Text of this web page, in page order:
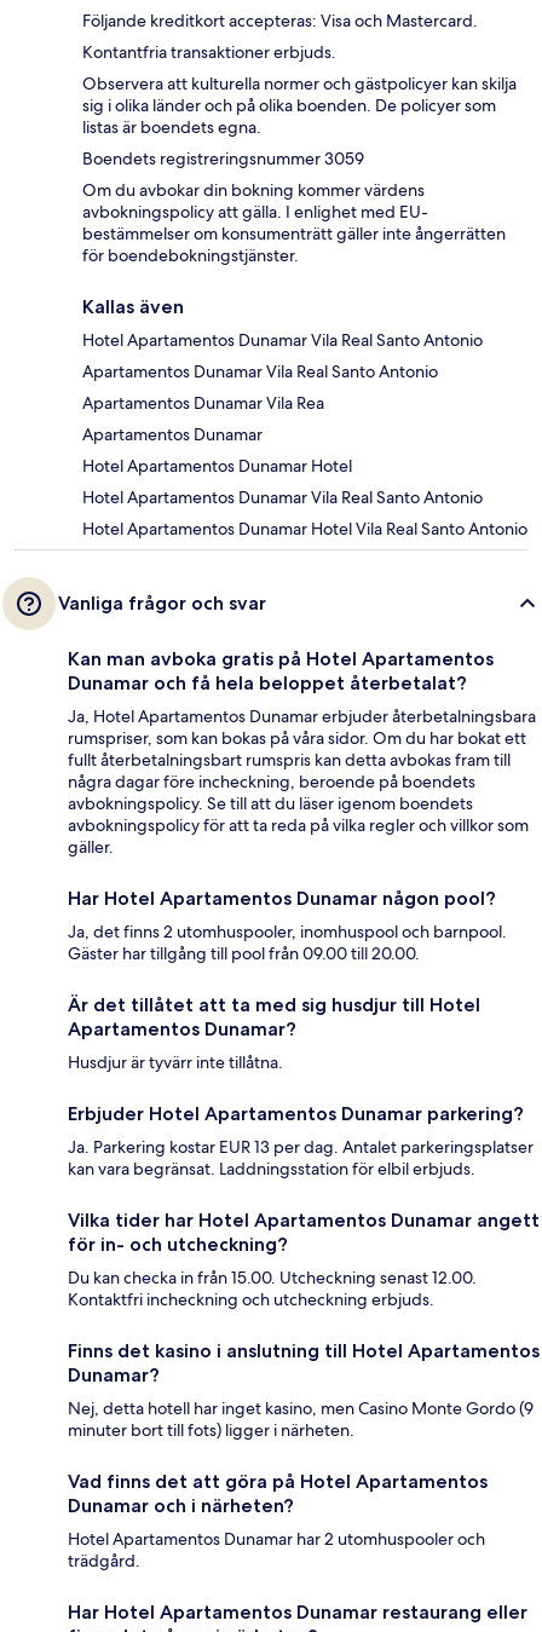
Följande kreditkort accepteras: Visa och Mastercard.
Kontantfria transaktioner erbjuds.
Observera att kulturella normer och gästpolicyer kan skilja
sig i olika länder och på olika boenden. De policyer som
listas är boendets egna.
Boendets registreringsnummer 3059
Om du avbokar din bokning kommer värdens
avbokningspolicy att gälla. I enlighet med EU-
bestämmelser om konsumenträtt gäller inte ångerrätten
för boendebokningstjänster.
Kallas även
Hotel Apartamentos Dunamar Vila Real Santo Antonio
Apartamentos Dunamar Vila Real Santo Antonio
Apartamentos Dunamar Vila Rea
Apartamentos Dunamar
Hotel Apartamentos Dunamar Hotel
Hotel Apartamentos Dunamar Vila Real Santo Antonio
Hotel Apartamentos Dunamar Hotel Vila Real Santo Antonio
Vanliga frågor och svar
Kan man avboka gratis på Hotel Apartamentos
Dunamar och få hela beloppet återbetalat?
Ja, Hotel Apartamentos Dunamar erbjuder återbetalningsbara
rumspriser, som kan bokas på våra sidor. Om du har bokat ett
fullt återbetalningsbart rumspris kan detta avbokas fram till
några dagar före incheckning, beroende på boendets
avbokningspolicy. Se till att du läser igenom boendets
avbokningspolicy för att ta reda på vilka regler och villkor som
gäller.
Har Hotel Apartamentos Dunamar någon pool?
Ja, det finns 2 utomhuspooler, inomhuspool och barnpool.
Gäster har tillgång till pool från 09.00 till 20.00.
Är det tillåtet att ta med sig husdjur till Hotel
Apartamentos Dunamar?
Husdjur är tyvärr inte tillåtna.
Erbjuder Hotel Apartamentos Dunamar parkering?
Ja. Parkering kostar EUR 13 per dag. Antalet parkeringsplatser
kan vara begränsat. Laddningsstation för elbil erbjuds.
Vilka tider har Hotel Apartamentos Dunamar angett
för in- och utcheckning?
Du kan checka in från 15.00. Utcheckning senast 12.00.
Kontaktfri incheckning och utcheckning erbjuds.
Finns det kasino i anslutning till Hotel Apartamentos
Dunamar?
Nej, detta hotell har inget kasino, men Casino Monte Gordo (9
minuter bort till fots) ligger i närheten.
Vad finns det att göra på Hotel Apartamentos
Dunamar och i närheten?
Hotel Apartamentos Dunamar har 2 utomhuspooler och
trädgård.
Har Hotel Apartamentos Dunamar restaurang eller